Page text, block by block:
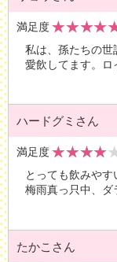
満足度
私は、孫たちの世
愛飲してます。ロ
ハードグミさん
満足度
とっても飲みや
梅雨真っ只中、ダ
たかこさん